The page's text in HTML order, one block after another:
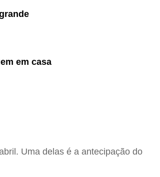
em casa
Uma delas é a antecipação do